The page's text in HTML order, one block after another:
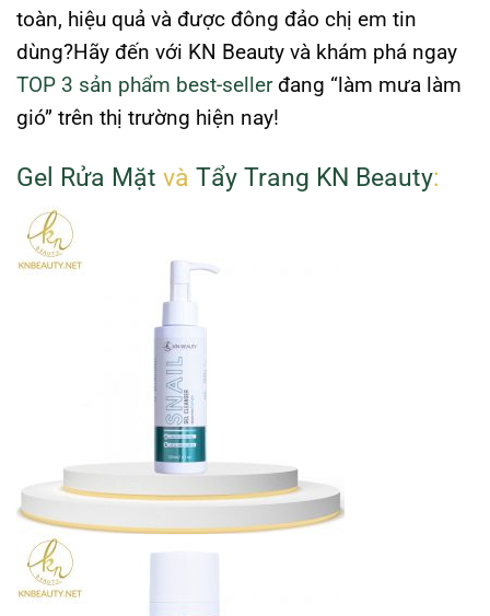
toàn, hiệu quả và được đông đảo chị em tin
dùng?Hãy đến với KN Beauty và khám phá ngay
TOP 3 sản phẩm best-sellerđang “làm mưa làm
gió” trên thị trường hiện nay!
Gel Rửa Mặt và Tẩy Trang KN Beauty: